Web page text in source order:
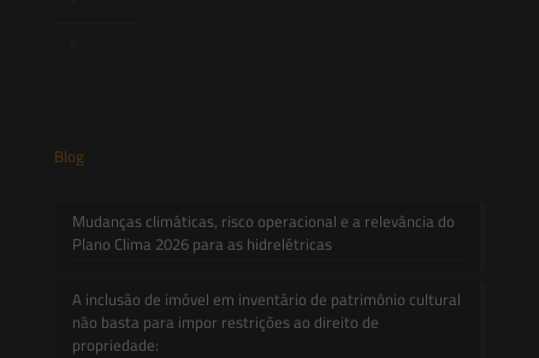
Blog
Mudanças climáticas, risco operacional e a relevância do
Plano Clima 2026 para as hidrelétricas
A inclusão de imóvel em inventário de patrimônio cultural
não basta para impor restrições ao direito de
propriedade: